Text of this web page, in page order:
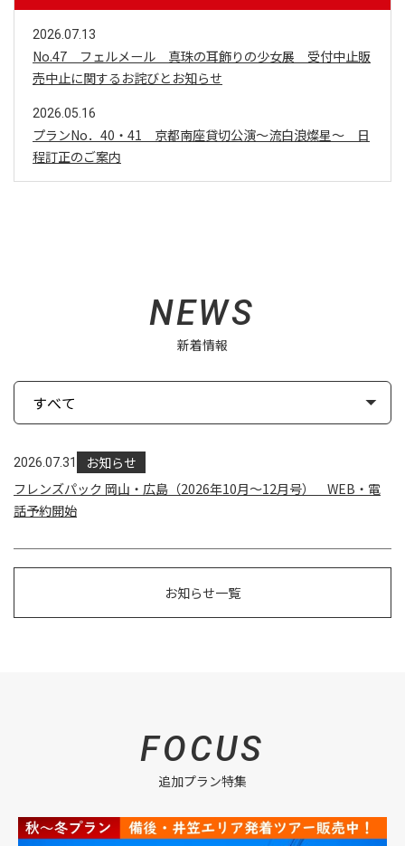
2026.07.13
No.47 フェルメール 真珠の耳飾りの少女展 受付中止販
売中止に関するお詫びとお知らせ
2026.05.16
プランNo．40・41 京都南座貸切公演～流白浪燦星～ 日
程訂正のご案内
NEWS
新着情報
2026.07.31
お知らせ
フレンズパック 岡山・広島（2026年10月～12月号） WEB・電
話予約開始
お知らせ一覧
FOCUS
追加プラン特集